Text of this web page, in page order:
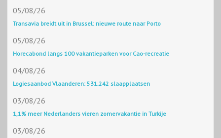
05/08/26
Transavia breidt uit in Brussel: nieuwe route naar Porto
05/08/26
Horecabond langs 100 vakantieparken voor Cao-recreatie
04/08/26
Logiesaanbod Vlaanderen: 531.242 slaapplaatsen
03/08/26
1,1% meer Nederlanders vieren zomervakantie in Turkije
03/08/26